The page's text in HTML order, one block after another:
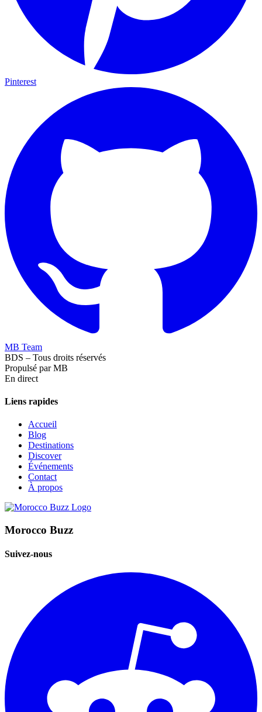
Pinterest
MB Team
BDS – Tous droits réservés
Propulsé par MB
En direct
Liens rapides
Accueil
Blog
Destinations
Discover
Événements
Contact
À propos
Morocco Buzz
Suivez-nous